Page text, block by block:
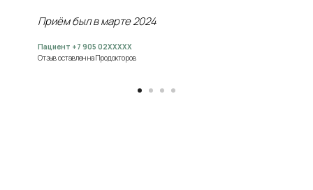
Приём был в марте 2024
Пациент +7 905 02XXXXX
Отзыв оставлен на Продокторов